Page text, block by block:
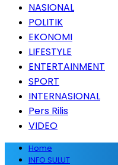
NASIONAL
POLITIK
EKONOMI
LIFESTYLE
ENTERTAINMENT
SPORT
INTERNASIONAL
Pers Rilis
VIDEO
Home
INFO SULUT